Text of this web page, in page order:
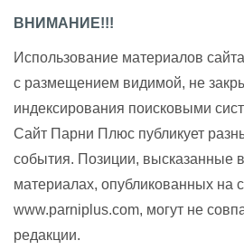
ВНИМАНИЕ!!!
Использование материалов
с размещением видимой, не
индексирования поисковыми
Сайт Парни Плюс публикует
события. Позиции, высказанные
материалах, опубликованных на
www.parniplus.com, могут не
редакции.